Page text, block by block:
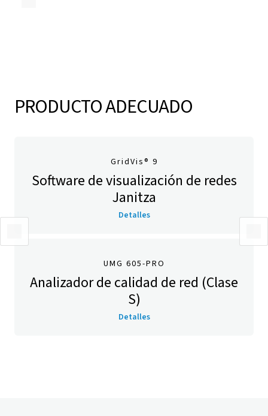
PRODUCTO ADECUADO
GridVis® 9
Software de visualización de redes
Janitza
Detalles
UMG 605-PRO
Analizador de calidad de red (Clase
S)
Detalles